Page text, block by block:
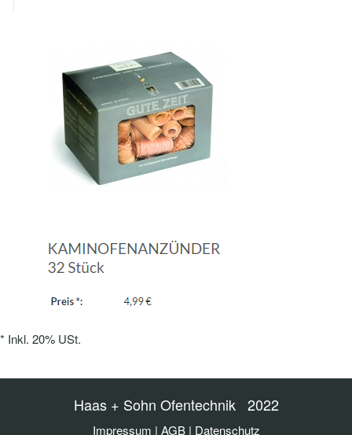
* Inkl. 20% USt.
Haas + Sohn Ofentechnik 2022
Impressum | AGB| Datenschutz